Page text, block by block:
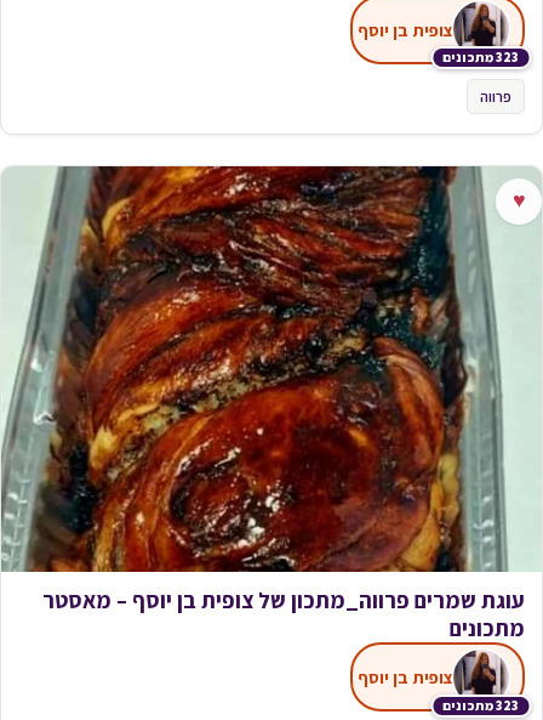
323 מתכונים
צופית בן יוסף
פרווה
♥
עוגת שמרים פרווה_מתכון של צופית בן יוסף – מאסטר
מתכונים
323 מתכונים
צופית בן יוסף